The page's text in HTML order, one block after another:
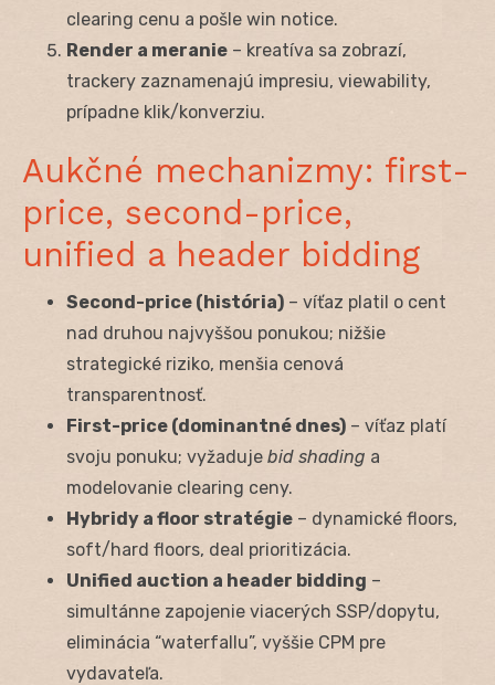
clearing cenu a pošle win notice.
Render a meranie – kreatíva sa zobrazí,
trackery zaznamenajú impresiu, viewability,
prípadne klik/konverziu.
Aukčné mechanizmy: first-
price, second-price,
unified a header bidding
Second-price (história) – víťaz platil o cent
nad druhou najvyššou ponukou; nižšie
strategické riziko, menšia cenová
transparentnosť.
First-price (dominantné dnes) – víťaz platí
svoju ponuku; vyžaduje bid shading a
modelovanie clearing ceny.
Hybridy a floor stratégie – dynamické floors,
soft/hard floors, deal prioritizácia.
Unified auction a header bidding –
simultánne zapojenie viacerých SSP/dopytu,
eliminácia “waterfallu”, vyššie CPM pre
vydavateľa.